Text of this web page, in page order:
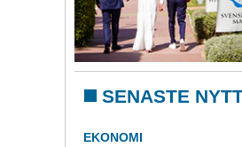
SENASTE
EKONOMI